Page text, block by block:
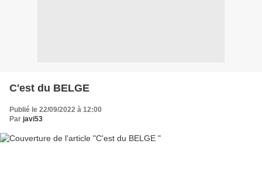
C'est du BELGE
Publié le 22/09/2022 à 12:00
Par javi53